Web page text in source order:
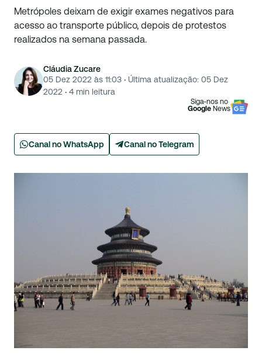
Metrópoles deixam de exigir exames negativos para
acesso ao transporte público, depois de protestos
realizados na semana passada.
Cláudia Zucare
05 Dez 2022 às 11:03 · Última atualização: 05 Dez
2022 · 4min leitura
Siga-nos no
Google News
Canal no WhatsApp Canal no Telegram